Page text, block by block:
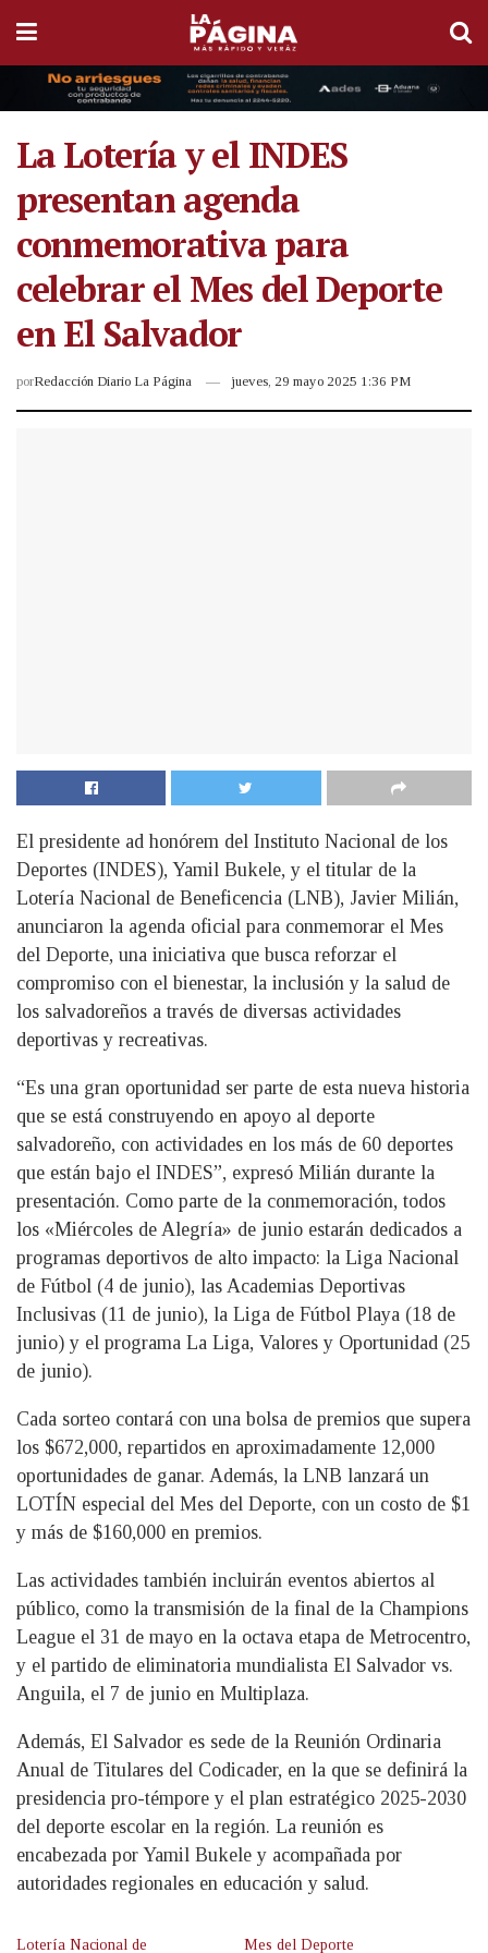
La Lotería y el INDES
presentan agenda
conmemorativa para
celebrar el Mes del Deporte
en El Salvador
porRedacción Diario La Página jueves, 29 mayo 2025 1:36 PM
El presidente ad honórem del Instituto Nacional de los
Deportes (INDES), Yamil Bukele, y el titular de la
Lotería Nacional de Beneficencia (LNB), Javier Milián,
anunciaron la agenda oficial para conmemorar el Mes
del Deporte, una iniciativa que busca reforzar el
compromiso con el bienestar, la inclusión y la salud de
los salvadoreños a través de diversas actividades
deportivas y recreativas.
“Es una gran oportunidad ser parte de esta nueva historia
que se está construyendo en apoyo al deporte
salvadoreño, con actividades en los más de 60 deportes
que están bajo el INDES”, expresó Milián durante la
presentación. Como parte de la conmemoración, todos
los «Miércoles de Alegría» de junio estarán dedicados a
programas deportivos de alto impacto: la Liga Nacional
de Fútbol (4 de junio), las Academias Deportivas
Inclusivas (11 de junio), la Liga de Fútbol Playa (18 de
junio) y el programa La Liga, Valores y Oportunidad (25
de junio).
Cada sorteo contará con una bolsa de premios que supera
los $672,000, repartidos en aproximadamente 12,000
oportunidades de ganar. Además, la LNB lanzará un
LOTÍN especial del Mes del Deporte, con un costo de $1
y más de $160,000 en premios.
Las actividades también incluirán eventos abiertos al
público, como la transmisión de la final de la Champions
League el 31 de mayo en la octava etapa de Metrocentro,
y el partido de eliminatoria mundialista El Salvador vs.
Anguila, el 7 de junio en Multiplaza.
Además, El Salvador es sede de la Reunión Ordinaria
Anual de Titulares del Codicader, en la que se definirá la
presidencia pro-témpore y el plan estratégico 2025-2030
del deporte escolar en la región. La reunión es
encabezada por Yamil Bukele y acompañada por
autoridades regionales en educación y salud.
Lotería Nacional de Mes del Deporte